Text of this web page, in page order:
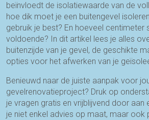
beïnvloedt de isolatiewaarde van de
hoe dik moet je een buitengevel
gebruik je best? En hoeveel centimeter
voldoende? In dit artikel lees je alles
buitenzijde van je gevel, de geschikte
opties voor het afwerken van je
Benieuwd naar de juiste aanpak voor
gevelrenovatieproject? Druk op
je vragen gratis en vrijblijvend door aan
je niet enkel advies op maat, maar ook